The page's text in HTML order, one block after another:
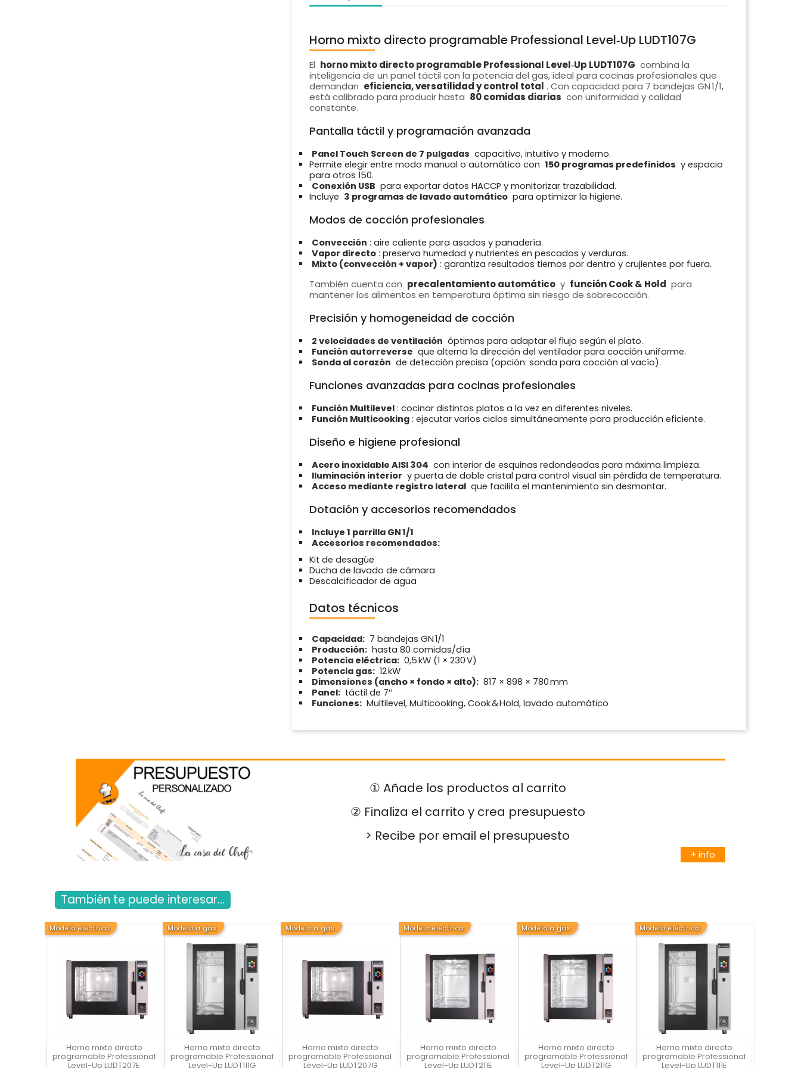
Horno mixto directo programable Professional Level‑Up LUDT107G
El horno mixto directo programable Professional Level‑Up LUDT107G combina la
inteligencia de un panel táctil con la potencia del gas, ideal para cocinas profesionales que
demandan eficiencia, versatilidad y control total . Con capacidad para 7 bandejas GN 1/1,
está calibrado para producir hasta 80 comidas diarias con uniformidad y calidad
constante.
Pantalla táctil y programación avanzada
Panel Touch Screen de 7 pulgadas capacitivo, intuitivo y moderno.
Permite elegir entre modo manual o automático con 150 programas predefinidos y espacio
para otros 150.
Conexión USB para exportar datos HACCP y monitorizar trazabilidad.
Incluye 3 programas de lavado automático para optimizar la higiene.
Modos de cocción profesionales
Convección : aire caliente para asados y panadería.
Vapor directo : preserva humedad y nutrientes en pescados y verduras.
Mixto (convección + vapor) : garantiza resultados tiernos por dentro y crujientes por fuera.
También cuenta con precalentamiento automático y función Cook & Hold para
mantener los alimentos en temperatura óptima sin riesgo de sobrecocción.
Precisión y homogeneidad de cocción
2 velocidades de ventilación óptimas para adaptar el flujo según el plato.
Función autorreverse que alterna la dirección del ventilador para cocción uniforme.
Sonda al corazón de detección precisa (opción: sonda para cocción al vacío).
Funciones avanzadas para cocinas profesionales
Función Multilevel : cocinar distintos platos a la vez en diferentes niveles.
Función Multicooking : ejecutar varios ciclos simultáneamente para producción eficiente.
Diseño e higiene profesional
Acero inoxidable AISI 304 con interior de esquinas redondeadas para máxima limpieza.
Iluminación interior y puerta de doble cristal para control visual sin pérdida de temperatura.
Acceso mediante registro lateral que facilita el mantenimiento sin desmontar.
Dotación y accesorios recomendados
Incluye 1 parrilla GN 1/1
Accesorios recomendados:
Kit de desagüe
Ducha de lavado de cámara
Descalcificador de agua
Datos técnicos
Capacidad: 7 bandejas GN 1/1
Producción: hasta 80 comidas/día
Potencia eléctrica: 0,5 kW (1 × 230 V)
Potencia gas: 12 kW
Dimensiones (ancho × fondo × alto): 817 × 898 × 780 mm
Panel: táctil de 7″
Funciones: Multilevel, Multicooking, Cook & Hold, lavado automático
① Añade los productos al carrito
② Finaliza el carrito y crea presupuesto
> Recibe por email el presupuesto
+ info
También te puede interesar...
Modelo eléctrico
Horno mixto directo
programable Professional
Level-Up LUDT207E

Vista rápida
Modelo a gas
Horno mixto directo
programable Professional
Level-Up LUDT111G

Vista rápida
Modelo a gas
Horno mixto directo
programable Professional
Level-Up LUDT207G

Vista rápida
Modelo eléctrico
Horno mixto directo
programable Professional
Level-Up LUDT211E

Vista rápida
Modelo a gas
Horno mixto directo
programable Professional
Level-Up LUDT211G

Vista rápida
Modelo eléctrico
Horno mixto directo
programable Professional
Level-Up LUDT111E

Vista rápida